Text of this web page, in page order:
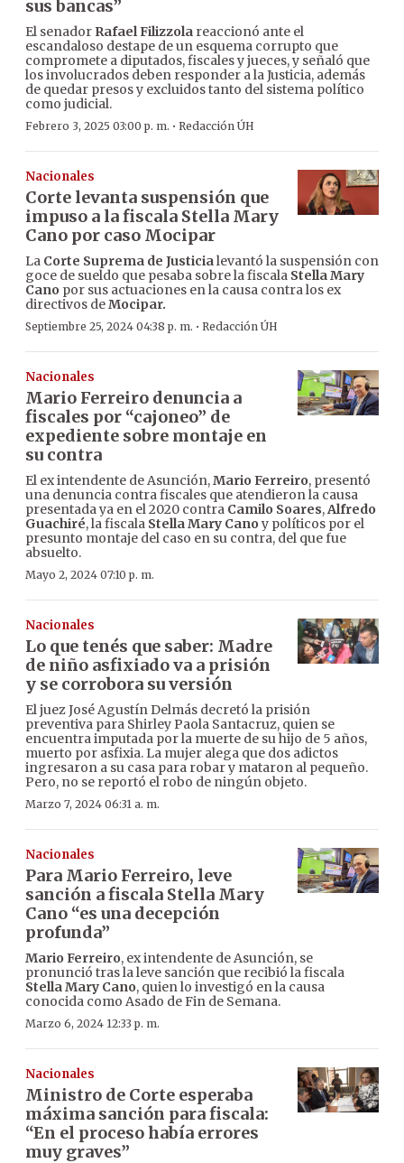
sus bancas”
El senador Rafael Filizzola reaccionó ante el
escandaloso destape de un esquema corrupto que
compromete a diputados, fiscales y jueces, y señaló que
los involucrados deben responder a la Justicia, además
de quedar presos y excluidos tanto del sistema político
como judicial.
Febrero 3, 2025 03:00 p. m. · Redacción ÚH
Nacionales
Corte levanta suspensión que
impuso a la fiscala Stella Mary
Cano por caso Mocipar
La Corte Suprema de Justicialevantó la suspensión con
goce de sueldo que pesaba sobre la fiscala Stella Mary
Cano por sus actuaciones en la causa contra los ex
directivos deMocipar.
Septiembre 25, 2024 04:38 p. m. · Redacción ÚH
Nacionales
Mario Ferreiro denuncia a
fiscales por “cajoneo” de
expediente sobre montaje en
su contra
El ex intendente de Asunción,Mario Ferreiro, presentó
una denuncia contra fiscales que atendieron la causa
presentada ya en el 2020 contra Camilo Soares,Alfredo
Guachiré, la fiscala Stella Mary Cano y políticos por el
presunto montaje del caso en su contra, del que fue
absuelto.
Mayo 2, 2024 07:10 p. m.
Nacionales
Lo que tenés que saber: Madre
de niño asfixiado va a prisión
y se corrobora su versión
El juez José Agustín Delmás decretó la prisión
preventiva para Shirley Paola Santacruz, quien se
encuentra imputada por la muerte de su hijo de 5 años,
muerto por asfixia. La mujer alega que dos adictos
ingresaron a su casa para robar y mataron al pequeño.
Pero, no se reportó el robo de ningún objeto.
Marzo 7, 2024 06:31 a. m.
Nacionales
Para Mario Ferreiro, leve
sanción a fiscala Stella Mary
Cano “es una decepción
profunda”
Mario Ferreiro, ex intendente de Asunción, se
pronunció tras la leve sanción que recibió la fiscala
Stella Mary Cano, quien lo investigó en la causa
conocida como Asado de Fin de Semana.
Marzo 6, 2024 12:33 p. m.
Nacionales
Ministro de Corte esperaba
máxima sanción para fiscala:
“En el proceso había errores
muy graves”